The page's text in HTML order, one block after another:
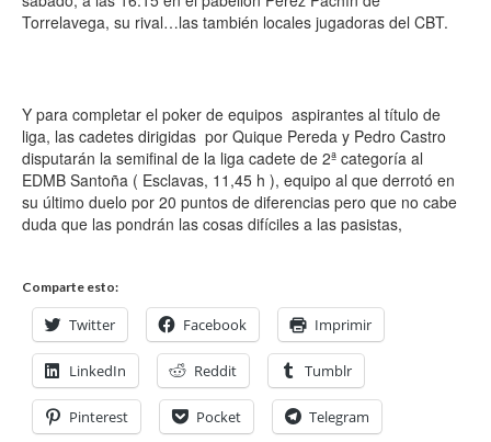
Torrelavega, su rival…las también locales jugadoras del CBT.
Y para completar el poker de equipos aspirantes al título de
liga, las cadetes dirigidas por Quique Pereda y Pedro Castro
disputarán la semifinal de la liga cadete de 2ª categoría al
EDMB Santoña ( Esclavas, 11,45 h ), equipo al que derrotó en
su último duelo por 20 puntos de diferencias pero que no cabe
duda que las pondrán las cosas difíciles a las pasistas,
Comparte esto:
Twitter Facebook Imprimir
LinkedIn Reddit Tumblr
Pinterest Pocket Telegram